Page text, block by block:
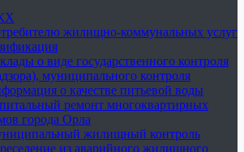
жилищно-коммунальных услуг
о виде государственного контроля
муниципального контроля
о качестве питьевой воды
ремонт многоквартирных
города Орла
жилищный контроль
из аварийного жилищного